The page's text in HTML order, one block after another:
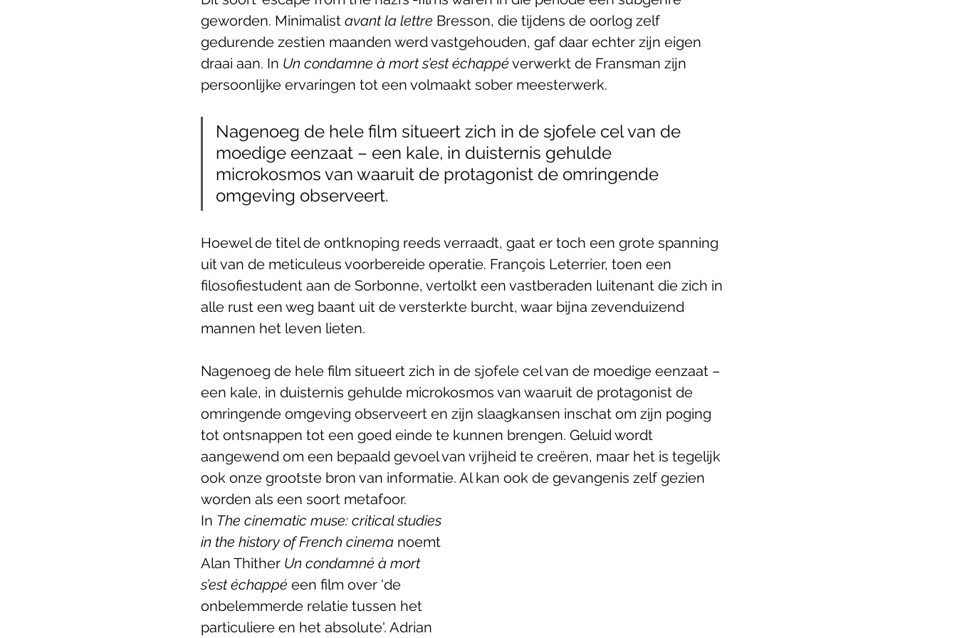
geworden. Minimalist avant la lettre Bresson, die tijdens de oorlog zelf
gedurende zestien maanden werd vastgehouden, gaf daar echter zijn eigen
draai aan. In Un condamne à mort s’est échappé verwerkt de Fransman zijn
persoonlijke ervaringen tot een volmaakt sober meesterwerk.
Nagenoeg de hele film situeert zich in de sjofele cel van de
moedige eenzaat – een kale, in duisternis gehulde
microkosmos van waaruit de protagonist de omringende
omgeving observeert.
Hoewel de titel de ontknoping reeds verraadt, gaat er toch een grote spanning
uit van de meticuleus voorbereide operatie. François Leterrier, toen een
filosofiestudent aan de Sorbonne, vertolkt een vastberaden luitenant die zich in
alle rust een weg baant uit de versterkte burcht, waar bijna zevenduizend
mannen het leven lieten.
Nagenoeg de hele film situeert zich in de sjofele cel van de moedige eenzaat –
een kale, in duisternis gehulde microkosmos van waaruit de protagonist de
omringende omgeving observeert en zijn slaagkansen inschat om zijn poging
tot ontsnappen tot een goed einde te kunnen brengen. Geluid wordt
aangewend om een bepaald gevoel van vrijheid te creëren, maar het is tegelijk
ook onze grootste bron van informatie. Al kan ook de gevangenis zelf gezien
worden als een soort metafoor.
In The cinematic muse: critical studies
in the history of French cinema noemt
Alan Thither Un condamné à mort
s’est échappé een film over 'de
onbelemmerde relatie tussen het
particuliere en het absolute'. Adrian